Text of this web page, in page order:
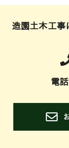
造園土木工事
電